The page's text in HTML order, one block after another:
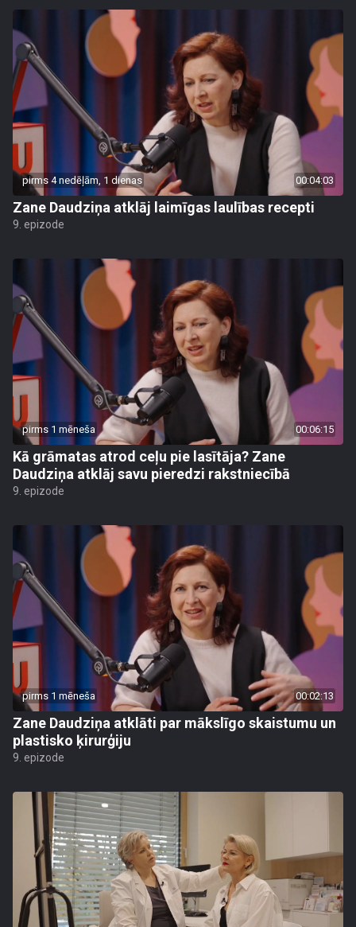
pirms 4 nedēļām, 1 dienas 00:04:03
Zane Daudziņa atklāj laimīgas laulības recepti
9. epizode
pirms 1 mēneša 00:06:15
Kā grāmatas atrod ceļu pie lasītāja? Zane
Daudziņa atklāj savu pieredzi rakstniecībā
9. epizode
pirms 1 mēneša 00:02:13
Zane Daudziņa atklāti par mākslīgo skaistumu un
plastisko ķirurģiju
9. epizode